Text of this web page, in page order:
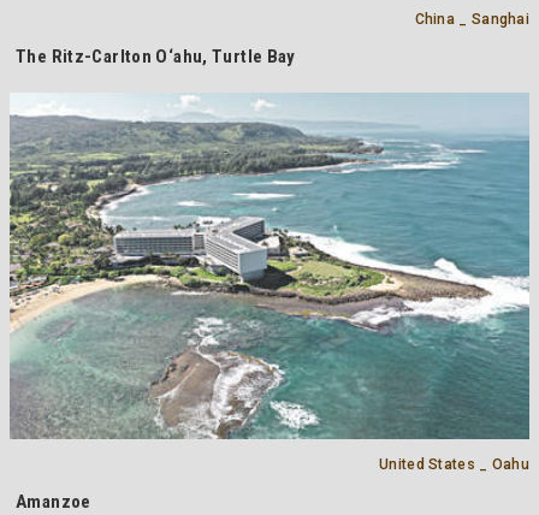
China _ Sanghai
The Ritz-Carlton O‘ahu, Turtle Bay
United States _ Oahu
Amanzoe